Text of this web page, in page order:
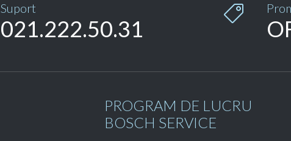
Suport
021.222.50.31

PROGRAM DE LUCRU
BOSCH SERVICE